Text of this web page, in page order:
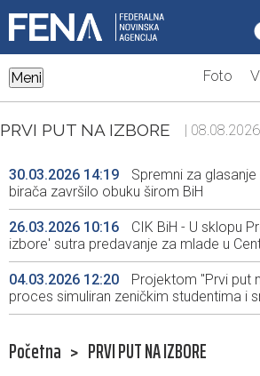
Meni Foto
PRVI PUT NA IZBORE |
30.03.2026 14:19
Spremni za
birača završilo obuku širom BiH
26.03.2026 10:16
CIK BiH - U sklopu
izbore' sutra predavanje za mlade u
04.03.2026 12:20
Projektom "Prvi put
proces simuliran zeničkim studentima i
Početna > PRVI PUT NA IZBORE